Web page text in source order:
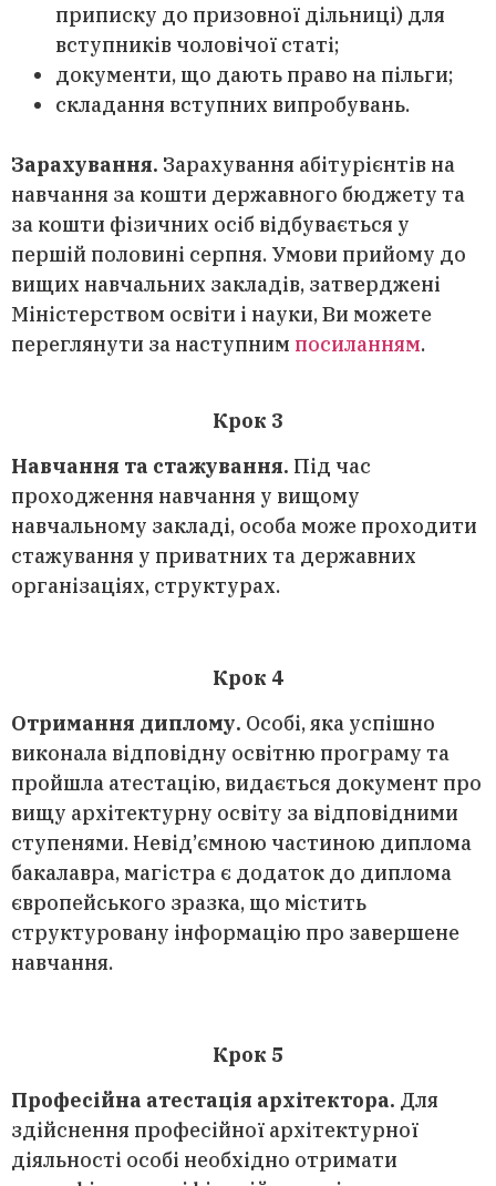
приписку до призовної дільниці) для
вступників чоловічої статі;
документи, що дають право на пільги;
складання вступних випробувань.
Зарахування. Зарахування абітурієнтів на
навчання за кошти державного бюджету та
за кошти фізичних осіб відбувається у
першій половині серпня. Умови прийому до
вищих навчальних закладів, затверджені
Міністерством освіти і науки, Ви можете
переглянути за наступним посиланням.
Крок 3
Навчання та стажування. Під час
проходження навчання у вищому
навчальному закладі, особа може проходити
стажування у приватних та державних
організаціях, структурах.
Крок 4
Отримання диплому. Особі, яка успішно
виконала відповідну освітню програму та
пройшла атестацію, видається документ про
вищу архітектурну освіту за відповідними
ступенями. Невід’ємною частиною диплома
бакалавра, магістра є додаток до диплома
європейського зразка, що містить
структуровану інформацію про завершене
навчання.
Крок 5
Професійна атестація архітектора. Для
здійснення професійної архітектурної
діяльності особі необхідно отримати